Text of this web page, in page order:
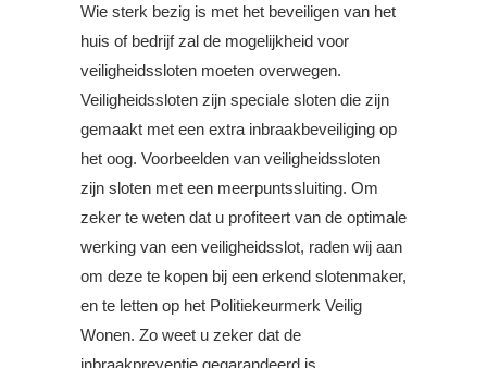
Wie sterk bezig is met het beveiligen van het
huis of bedrijf zal de mogelijkheid voor
veiligheidssloten moeten overwegen.
Veiligheidssloten zijn speciale sloten die zijn
gemaakt met een extra inbraakbeveiliging op
het oog. Voorbeelden van veiligheidssloten
zijn sloten met een meerpuntssluiting. Om
zeker te weten dat u profiteert van de optimale
werking van een veiligheidsslot, raden wij aan
om deze te kopen bij een erkend slotenmaker,
en te letten op het Politiekeurmerk Veilig
Wonen. Zo weet u zeker dat de
inbraakpreventie gegarandeerd is.